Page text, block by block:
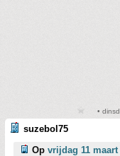
•
suzebol75
Op vrijdag 11 maart